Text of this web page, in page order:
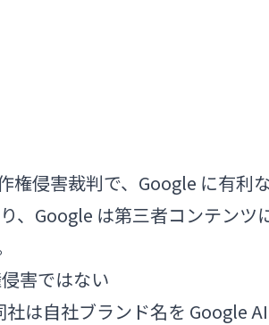
権侵害裁判で、Google に有利
、Google は第三者コンテンツ
害ではない
は自社ブランド名を Google AI